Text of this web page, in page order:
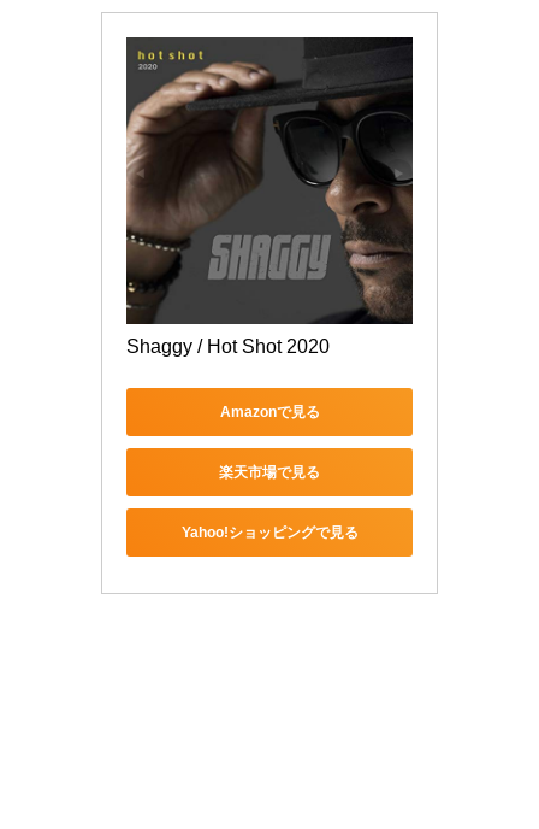
Shaggy / Hot Shot 2020
Amazonで見る
楽天市場で見る
Yahoo!ショッピングで見る